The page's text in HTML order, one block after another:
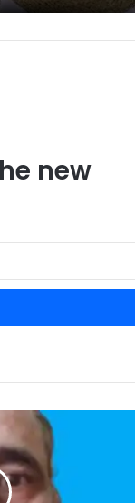
ലിങ്കുകളില്‍ ക്ലിക്ക്
2.9
കമ്ബനിയുടെ
പ്രവാസി
ദേശീയ തലത്തില്‍
ഒമാന്‍
new